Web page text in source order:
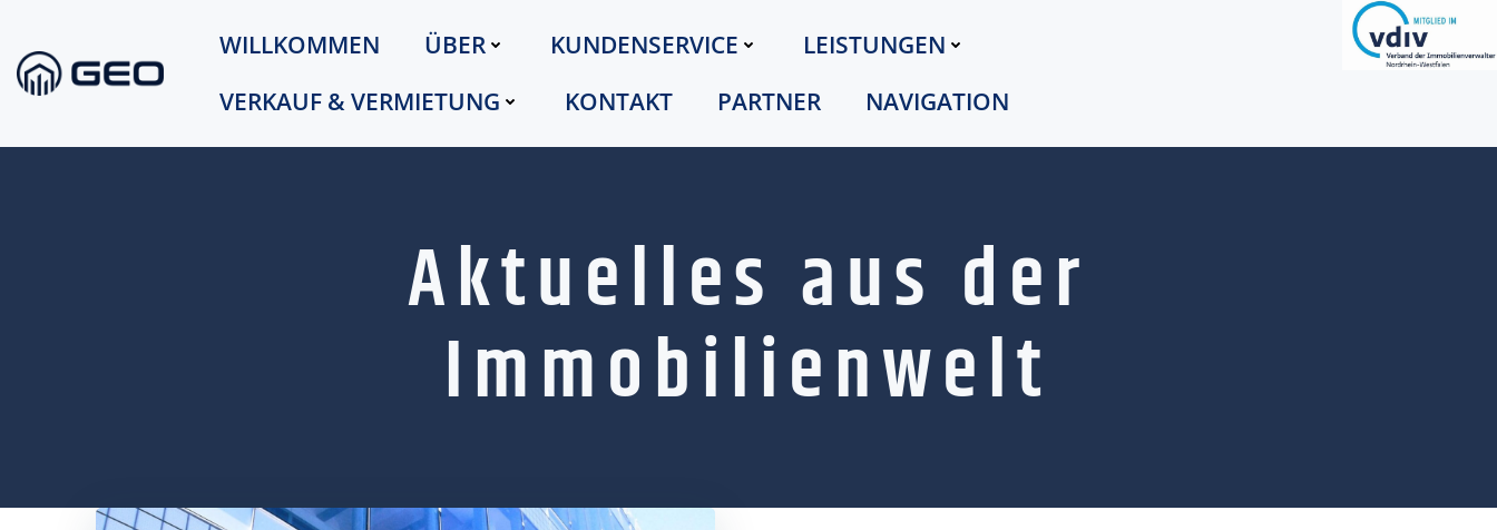
springen
WILLKOMMEN ÜBER KUNDENSERVICE
LEISTUNGEN
VERKAUF & VERMIETUNG
KONTAKT PARTNER NAVIGATION
Aktuelles aus der
Immobilienwelt